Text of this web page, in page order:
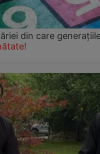
din care